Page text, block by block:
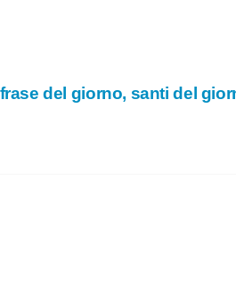
del giorno, santi del